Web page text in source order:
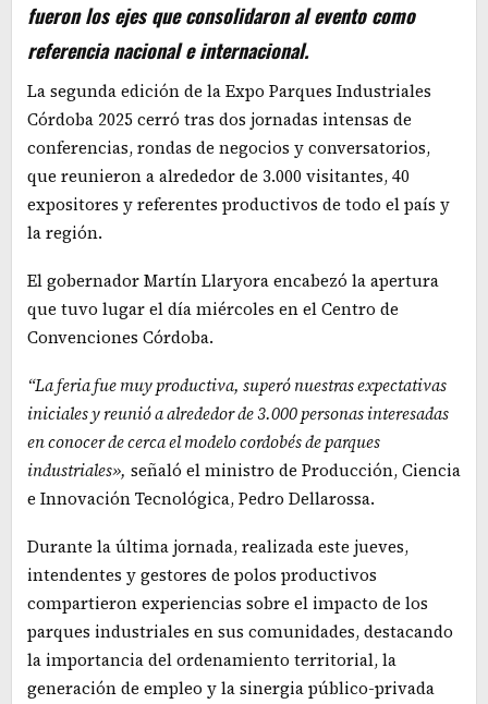
fueron los ejes que consolidaron al evento como
referencia nacional e internacional.
La segunda edición de la Expo Parques Industriales
Córdoba 2025 cerró tras dos jornadas intensas de
conferencias, rondas de negocios y conversatorios,
que reunieron a alrededor de 3.000 visitantes, 40
expositores y referentes productivos de todo el país y
la región.
El gobernador Martín Llaryora encabezó la apertura
que tuvo lugar el día miércoles en el Centro de
Convenciones Córdoba.
“La feria fue muy productiva, superó nuestras expectativas
iniciales y reunió a alrededor de 3.000 personas interesadas
en conocer de cerca el modelo cordobés de parques
industriales», señaló el ministro de Producción, Ciencia
e Innovación Tecnológica, Pedro Dellarossa.
Durante la última jornada, realizada este jueves,
intendentes y gestores de polos productivos
compartieron experiencias sobre el impacto de los
parques industriales en sus comunidades, destacando
la importancia del ordenamiento territorial, la
generación de empleo y la sinergia público-privada